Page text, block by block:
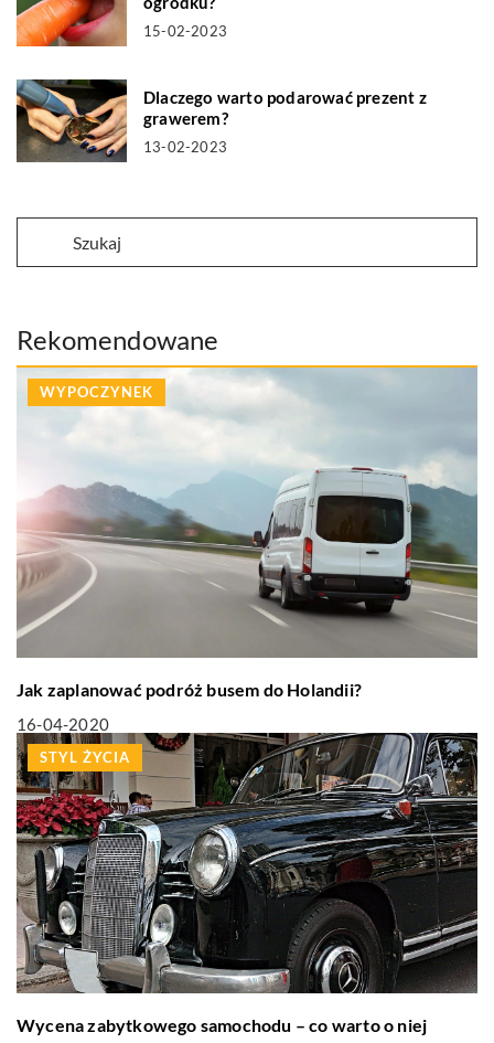
15-02-2023
Dlaczego warto podarować prezent z
grawerem?
13-02-2023
Rekomendowane
WYPOCZYNEK
Jak zaplanować podróż busem do Holandii?
16-04-2020
STYL ŻYCIA
Wycena zabytkowego samochodu – co warto o niej